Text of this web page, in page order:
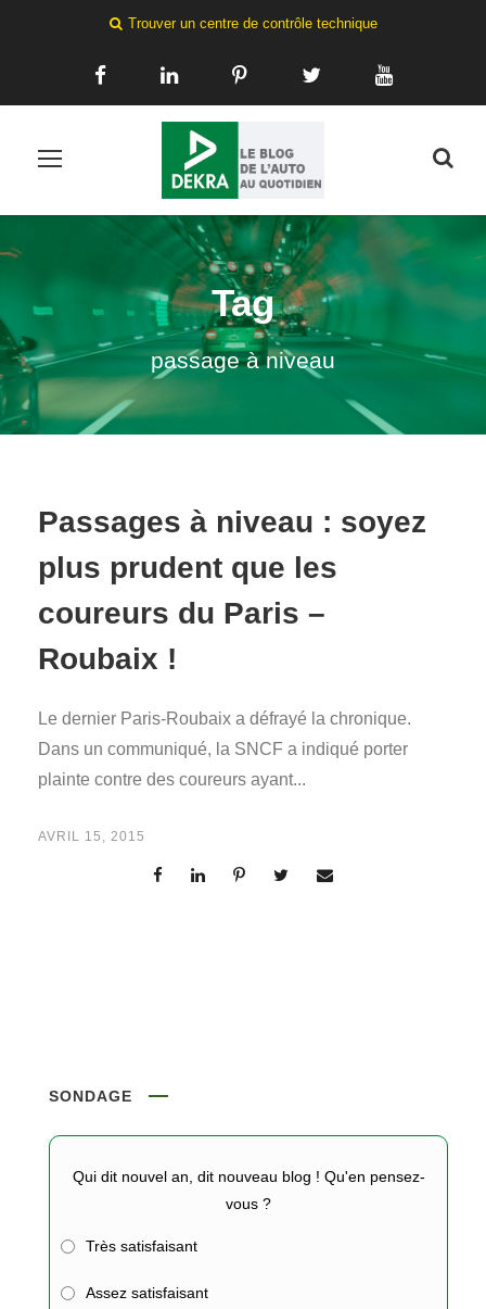
Trouver un centre de contrôle technique
Tag
passage à niveau
Passages à niveau : soyez
plus prudent que les
coureurs du Paris –
Roubaix !
Le dernier Paris-Roubaix a défrayé la chronique.
Dans un communiqué, la SNCF a indiqué porter
plainte contre des coureurs ayant...
AVRIL 15, 2015
SONDAGE
Qui dit nouvel an, dit nouveau blog ! Qu'en pensez-
vous ?
Très satisfaisant
Assez satisfaisant